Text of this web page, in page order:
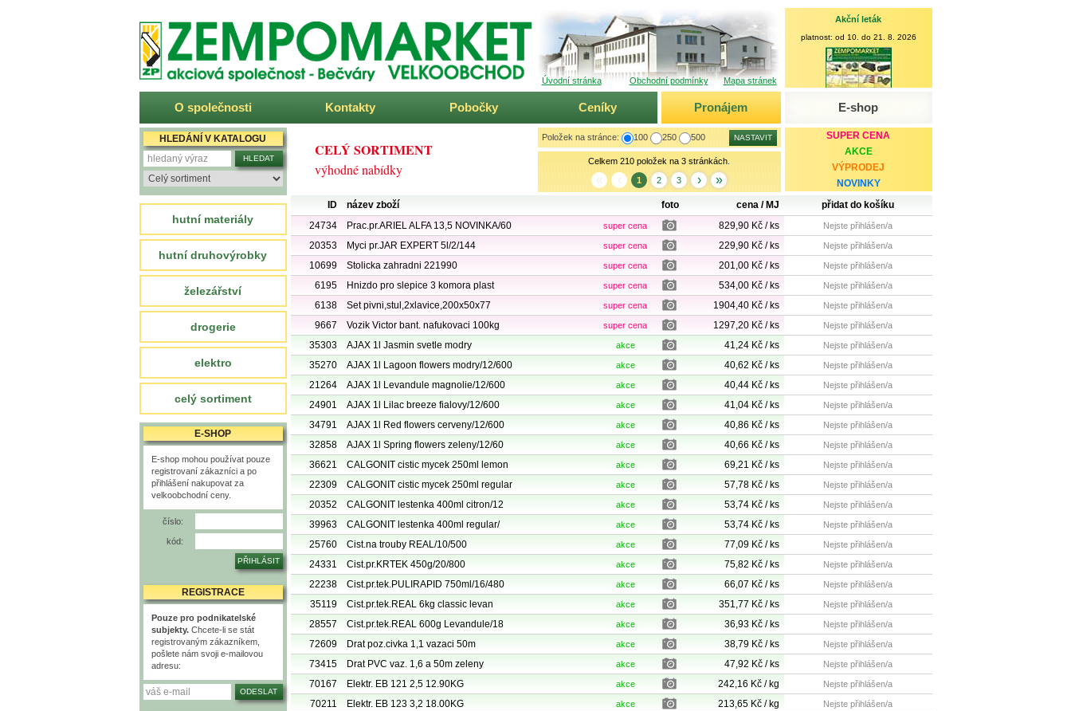
ZEMPOMARKET
Úvodní stránka Obchodní podmínky Mapa stránek
Akční leták
platnost: od 10. do 21. 8. 2026
O společnosti Kontakty Pobočky Ceníky Pronájem E-shop
CELÝ SORTIMENT
výhodné nabídky
Položek na stránce: 100 250 500
Celkem 210 položek na 3 stránkách.
1 2 3 › »
SUPER CENA
AKCE
VÝPRODEJ
NOVINKY
ID
název zboží foto cena / MJ
přidat do košíku
24734
Prac.pr.ARIEL ALFA 13,5 NOVINKA/60 super cena 829,90 Kč / ks Nejste přihlášen/a
20353 Myci pr.JAR EXPERT 5l/2/144 super cena 229,90 Kč / ks Nejste přihlášen/a
10699 Stolicka zahradni 221990 super cena 201,00 Kč / ks Nejste přihlášen/a
6195 Hnizdo pro slepice 3 komora plast super cena 534,00 Kč / ks Nejste přihlášen/a
6138 Set pivni,stul,2xlavice,200x50x77 super cena 1904,40 Kč / ks Nejste přihlášen/a
9667 Vozik Victor bant. nafukovaci 100kg super cena 1297,20 Kč / ks Nejste přihlášen/a
35303 AJAX 1l Jasmin svetle modry akce 41,24 Kč / ks Nejste přihlášen/a
35270 AJAX 1l Lagoon flowers modry/12/600 akce 40,62 Kč / ks Nejste přihlášen/a
21264 AJAX 1l Levandule magnolie/12/600 akce 40,44 Kč / ks Nejste přihlášen/a
24901 AJAX 1l Lilac breeze fialovy/12/600 akce 41,04 Kč / ks Nejste přihlášen/a
34791 AJAX 1l Red flowers cerveny/12/600 akce 40,86 Kč / ks Nejste přihlášen/a
32858 AJAX 1l Spring flowers zeleny/12/60 akce 40,66 Kč / ks Nejste přihlášen/a
36621 CALGONIT cistic mycek 250ml lemon akce 69,21 Kč / ks Nejste přihlášen/a
22309 CALGONIT cistic mycek 250ml regular akce 57,78 Kč / ks Nejste přihlášen/a
20352 CALGONIT lestenka 400ml citron/12 akce 53,74 Kč / ks Nejste přihlášen/a
39963 CALGONIT lestenka 400ml regular/ akce 53,74 Kč / ks Nejste přihlášen/a
25760 Cist.na trouby REAL/10/500 akce 77,09 Kč / ks Nejste přihlášen/a
24331 Cist.pr.KRTEK 450g/20/800 akce 75,82 Kč / ks Nejste přihlášen/a
22238 Cist.pr.tek.PULIRAPID 750ml/16/480 akce 66,07 Kč / ks Nejste přihlášen/a
35119 Cist.pr.tek.REAL 6kg classic levan akce 351,77 Kč / ks Nejste přihlášen/a
28557 Cist.pr.tek.REAL 600g Levandule/18 akce 36,93 Kč / ks Nejste přihlášen/a
72609 Drat poz.civka 1,1 vazaci 50m akce 38,79 Kč / ks Nejste přihlášen/a
73415 Drat PVC vaz. 1,6 a 50m zeleny akce 47,92 Kč / ks Nejste přihlášen/a
70167 Elektr. EB 121 2,5 12.90KG akce 242,16 Kč / kg Nejste přihlášen/a
70211 Elektr. EB 123 3,2 18.00KG akce 213,65 Kč / kg Nejste přihlášen/a
HLEDÁNÍ V KATALOGU
hutní materiály
hutní druhovýrobky
železářství
drogerie
elektro
celý sortiment
E-SHOP
E-shop mohou používat pouze
registrovaní zákazníci a po
přihlášení nakupovat za
velkoobchodní ceny.
číslo:
kód:
REGISTRACE
Pouze pro podnikatelské
subjekty.Chcete-li se stát
registrovaným zákazníkem,
pošlete nám svoji e-mailovou
adresu: